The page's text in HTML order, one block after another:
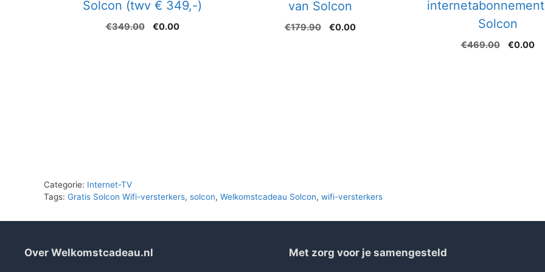
Solcon (twv € 349,-)
€349.00
Oorspronkelijke
€0.00Huidige
van Solcon
€179.90
Oorspronkelijke
€0.00Huidige
Solcon
€469.00 €0.00
Categorie: Internet-TV
Tags: Gratis Solcon Wifi-versterkers, solcon, Welkomstcadeau Solcon, wifi-versterkers
Over Welkomstcadeau.nl Met zorg voor je samengesteld